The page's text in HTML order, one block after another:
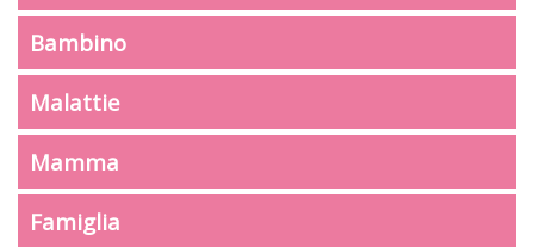
Bambino
Malattie
Mamma
Famiglia